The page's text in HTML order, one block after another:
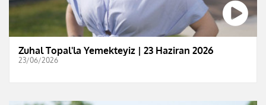
Zuhal Topal'la Yemekteyiz | 23 Haziran 2026
23/06/2026